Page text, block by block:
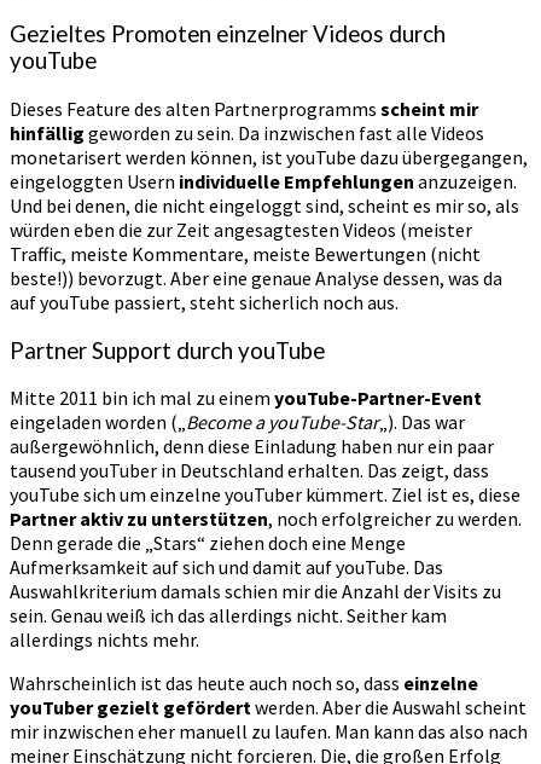
Gezieltes Promoten einzelner Videos durch
youTube
Dieses Feature des alten Partnerprogramms scheint mir
hinfällig geworden zu sein. Da inzwischen fast alle Videos
monetarisert werden können, ist youTube dazu übergegangen,
eingeloggten Usern individuelle Empfehlungen anzuzeigen.
Und bei denen, die nicht eingeloggt sind, scheint es mir so, als
würden eben die zur Zeit angesagtesten Videos (meister
Traffic, meiste Kommentare, meiste Bewertungen (nicht
beste!)) bevorzugt. Aber eine genaue Analyse dessen, was da
auf youTube passiert, steht sicherlich noch aus.
Partner Support durch youTube
Mitte 2011 bin ich mal zu einem youTube-Partner-Event
eingeladen worden („Become a youTube-Star„). Das war
außergewöhnlich, denn diese Einladung haben nur ein paar
tausend youTuber in Deutschland erhalten. Das zeigt, dass
youTube sich um einzelne youTuber kümmert. Ziel ist es, diese
Partner aktiv zu unterstützen, noch erfolgreicher zu werden.
Denn gerade die „Stars“ ziehen doch eine Menge
Aufmerksamkeit auf sich und damit auf youTube. Das
Auswahlkriterium damals schien mir die Anzahl der Visits zu
sein. Genau weiß ich das allerdings nicht. Seither kam
allerdings nichts mehr.
Wahrscheinlich ist das heute auch noch so, dass einzelne
youTuber gezielt gefördertwerden. Aber die Auswahl scheint
mir inzwischen eher manuell zu laufen. Man kann das also nach
meiner Einschätzung nicht forcieren. Die, die großen Erfolg